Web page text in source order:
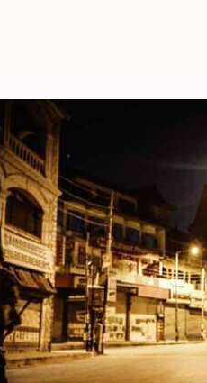
का नया स्ट्रेन:
23, 2020
के नए स्ट्रेन को देखते हुए
सरकार ने राज्य में 23
के 10 बजे से लेकर सुबह के